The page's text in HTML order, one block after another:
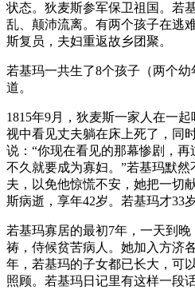
状态。狄麦斯参军保卫祖国。若
乱、颠沛流离。有两个孩子在逃
斯复员，夫妇重返故乡团聚。
若基玛一共生了8个孩子（两个
道。
1815年9月，狄麦斯一家人在一
视中看见丈夫躺在床上死了，同
说：“你现在看见的那幕惨剧，
不久就要成为寡妇。”若基玛默
夫，以免他惊慌不安，她把一切
斯病逝，享年42岁。若基玛才33岁
若基玛寡居的最初7年，一天到
祷，侍候贫苦病人。她加入方济
年，若基玛的子女都已长大，可
照顾。若基玛日记里有这样一段